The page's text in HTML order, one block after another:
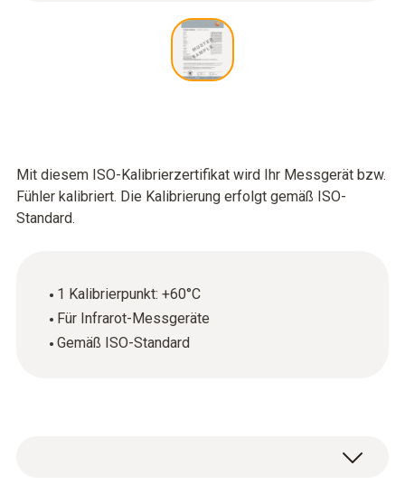
Mit diesem ISO-Kalibrierzertifikat wird Ihr Messgerät bzw.
Fühler kalibriert. Die Kalibrierung erfolgt gemäß ISO-
Standard.
1 Kalibrierpunkt: +60°C
Für Infrarot-Messgeräte
Gemäß ISO-Standard